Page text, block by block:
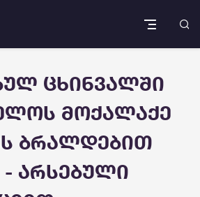
ცხინვალში
მოქალაქე
ბრალდებით
- არსებული